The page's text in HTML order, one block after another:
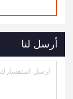
أرسل لنا